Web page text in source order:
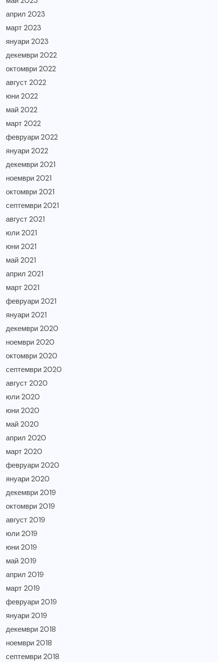
април 2023
март 2023
януари 2023
декември 2022
октомври 2022
август 2022
юни 2022
май 2022
март 2022
февруари 2022
януари 2022
декември 2021
ноември 2021
октомври 2021
септември 2021
август 2021
юли 2021
юни 2021
май 2021
април 2021
март 2021
февруари 2021
януари 2021
декември 2020
ноември 2020
октомври 2020
септември 2020
август 2020
юли 2020
юни 2020
май 2020
април 2020
март 2020
февруари 2020
януари 2020
декември 2019
октомври 2019
август 2019
юли 2019
юни 2019
май 2019
април 2019
март 2019
февруари 2019
януари 2019
декември 2018
ноември 2018
септември 2018